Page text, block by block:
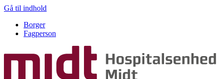
Gå til indhold
Borger
Fagperson